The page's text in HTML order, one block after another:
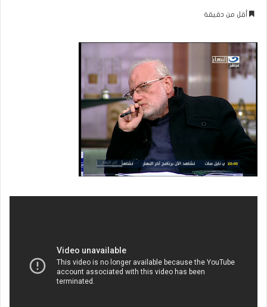
أقل من دقيقة